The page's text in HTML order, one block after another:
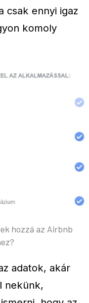
csak ennyi igaz
komoly
hozzá az Airbnb
adatok, akár
nekünk,